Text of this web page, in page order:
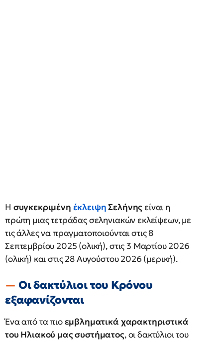
Η συγκεκριμένη έκλειψηΣελήνηςείναι η
πρώτη μιας τετράδας σεληνιακών εκλείψεων, με
τις άλλες να πραγματοποιούνται στις 8
Σεπτεμβρίου 2025 (ολική), στις 3 Μαρτίου 2026
(ολική) και στις 28 Αυγούστου 2026 (μερική).
Οι δακτύλιοι του Κρόνου
εξαφανίζονται
Ένα από τα πιοεμβληματικά χαρακτηριστικά
του Ηλιακού μας συστήματος, οι δακτύλιοι του